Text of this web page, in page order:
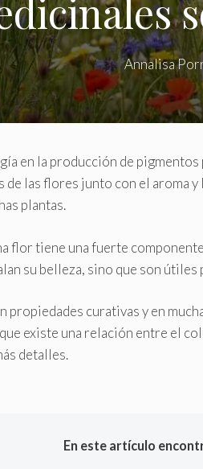
Annalisa
en la producción de
de las flores junto con el aroma
plantas.
flor tiene una fuerte
su belleza, sino que son
propiedades curativas y en
existe una relación entre el
detalles.
En este artículo